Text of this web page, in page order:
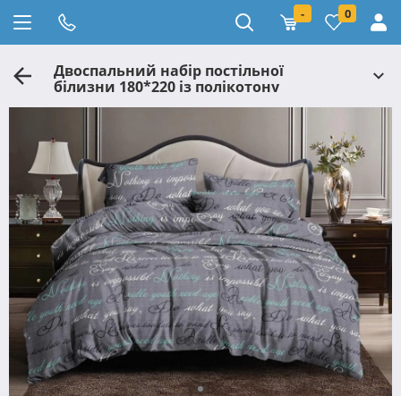
- 0
Двоспальний набір постільної
білизни 180*220 із полікотону
№2013015 Черешенька™